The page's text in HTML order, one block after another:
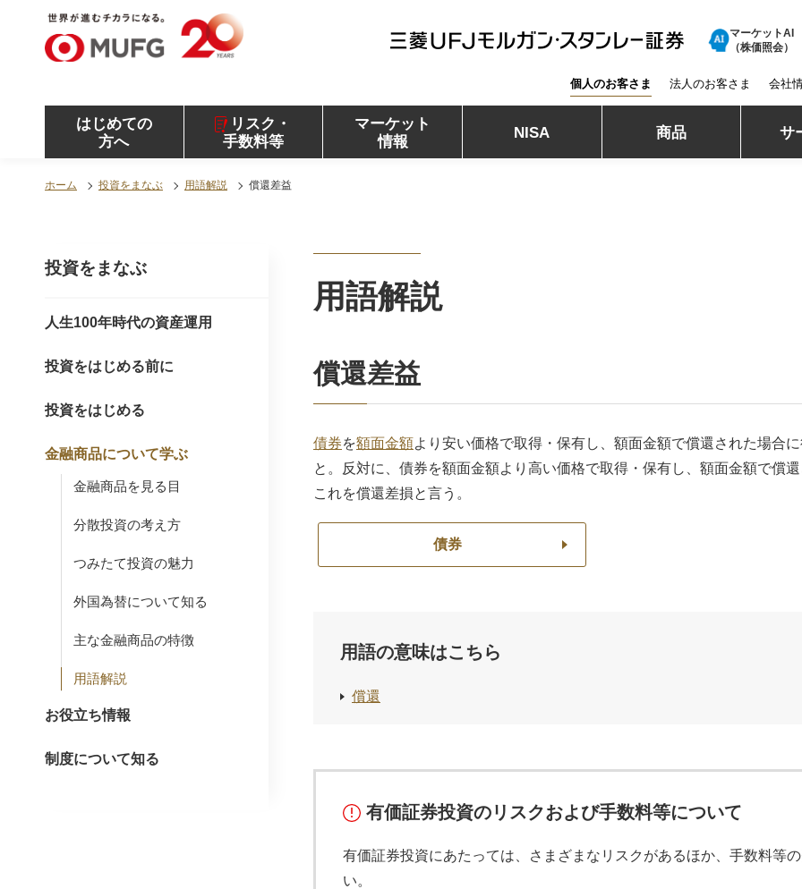
MUFG 世界が進むチカラになる。 三菱ＵＦＪモル
ガン・スタンレー証券
三菱ＵＦＪモルガン・スタンレー証券
マーケットAI
（株価照会）
はじめての
方へ
リスク・
手数料等
マーケット
情報
NISA 商品 サ
個人のお客さま 法人のお客さま 会社
ホーム 投資をまなぶ 用語解説 償還差益
用語解説
償還差益
債券を額面金額より安い価格で取得・保有し、額面金額で償還された場合
と。反対に、債券を額面金額より高い価格で取得・保有し、額面金額で償
これを償還差損と言う。
債券
用語の意味はこちら
償還
有価証券投資のリスクおよび手数料等について
有価証券投資にあたっては、さまざまなリスクがあるほか、手数料等
い。
投資をまなぶ
人生100年時代の資産運用
投資をはじめる前に
投資をはじめる
金融商品について学ぶ
金融商品を見る目
分散投資の考え方
つみたて投資の魅力
外国為替について知る
主な金融商品の特徴
用語解説
お役立ち情報
制度について知る